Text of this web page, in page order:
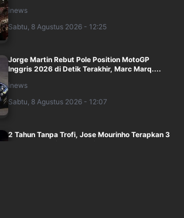
inews
Sabtu, 8 Agustus 2026 - 12:25
Jorge Martin Rebut Pole Position MotoGP
Inggris 2026 di Detik Terakhir, Marc Marq....
inews
Sabtu, 8 Agustus 2026 - 12:07
2 Tahun Tanpa Trofi, Jose Mourinho Terapkan 3
Aturan Baru di Real Madrid